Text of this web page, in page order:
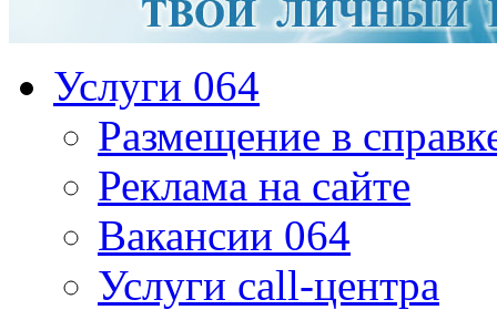
Услуги 064
Размещение в
Реклама на сайте
Вакансии 064
Услуги call-центра